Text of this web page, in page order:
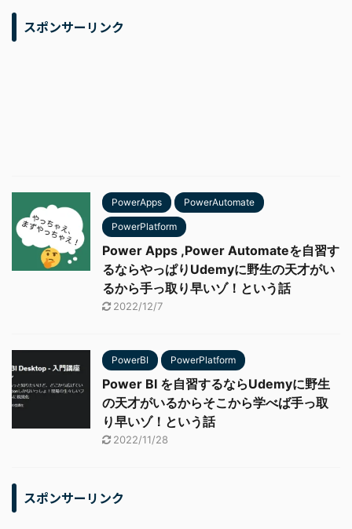
スポンサーリンク
PowerApps PowerAutomate
PowerPlatform
Power Apps ,Power Automateを自習す
るならやっぱりUdemyに野生の天才がい
るから手っ取り早いゾ！という話
2022/12/7
PowerBI PowerPlatform
Power BI を自習するならUdemyに野生
の天才がいるからそこから学べば手っ取
り早いゾ！という話
2022/11/28
スポンサーリンク